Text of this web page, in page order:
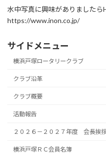
水中写真に興味がありましたら
https://www.inon.co.jp/
サイドメニュー
横浜戸塚ロータリークラブ
クラブ沿革
クラブ概要
活動報告
２０２６－２０２７年度 会長挨
横浜戸塚ＲＣ会員名簿